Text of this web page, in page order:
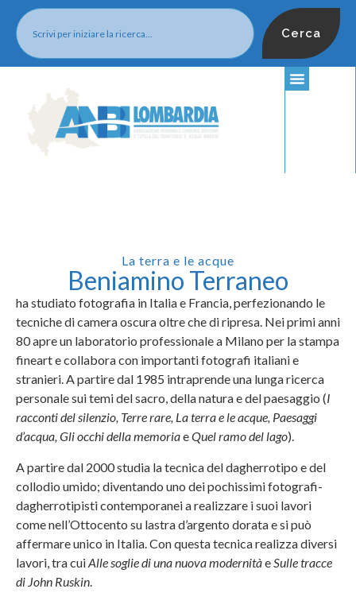
Cerca
La terra e le acque
Beniamino Terraneo
ha studiato fotografia in Italia e Francia, perfezionando le
tecniche di camera oscura oltre che di ripresa. Nei primi anni
80 apre un laboratorio professionale a Milano per la stampa
fineart e collabora con importanti fotografi italiani e
stranieri. A partire dal 1985 intraprende una lunga ricerca
personale sui temi del sacro, della natura e del paesaggio (I
racconti del silenzio, Terre rare, La terra e le acque, Paesaggi
d’acqua, Gli occhi della memoriaeQuel ramo del lago).
A partire dal 2000 studia la tecnica del dagherrotipo e del
collodio umido; diventando uno dei pochissimi fotografi-
dagherrotipisti contemporanei a realizzare i suoi lavori
come nell’Ottocento su lastra d’argento dorata e si può
affermare unico in Italia. Con questa tecnica realizza diversi
lavori, tra cuiAlle soglie di una nuova modernitàeSulle tracce
di John Ruskin.